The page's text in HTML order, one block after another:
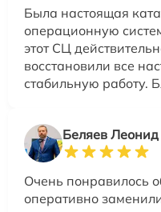
Была настоящая
операционную
этот СЦ
восстановили все
стабильную работу.
Беляев Леонид
Очень понравилось
оперативно